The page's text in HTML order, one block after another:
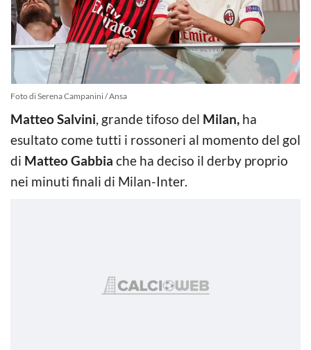
Foto di Serena Campanini / Ansa
Matteo Salvini, grande tifoso del Milan, ha
esultato come tutti i rossoneri al momento del gol
di Matteo Gabbia che ha deciso il derby proprio
nei minuti finali di Milan-Inter.